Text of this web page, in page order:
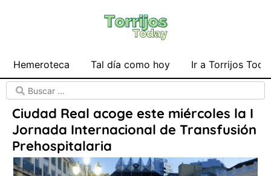
Hemeroteca Tal día como hoy Ir a Torrijos
Ciudad Real acoge este miércoles la I
Jornada Internacional de Transfusión
Prehospitalaria